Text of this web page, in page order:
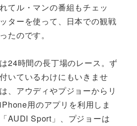
てル・マンの番組もチェッ
ターを使って、日本での観戦
たのです。
24時間の長丁場のレース。ず
いているわけにもいきませ
、アウディやプジョーからリ
用のアプリを利用しま
AUDI Sport」、プジョーは